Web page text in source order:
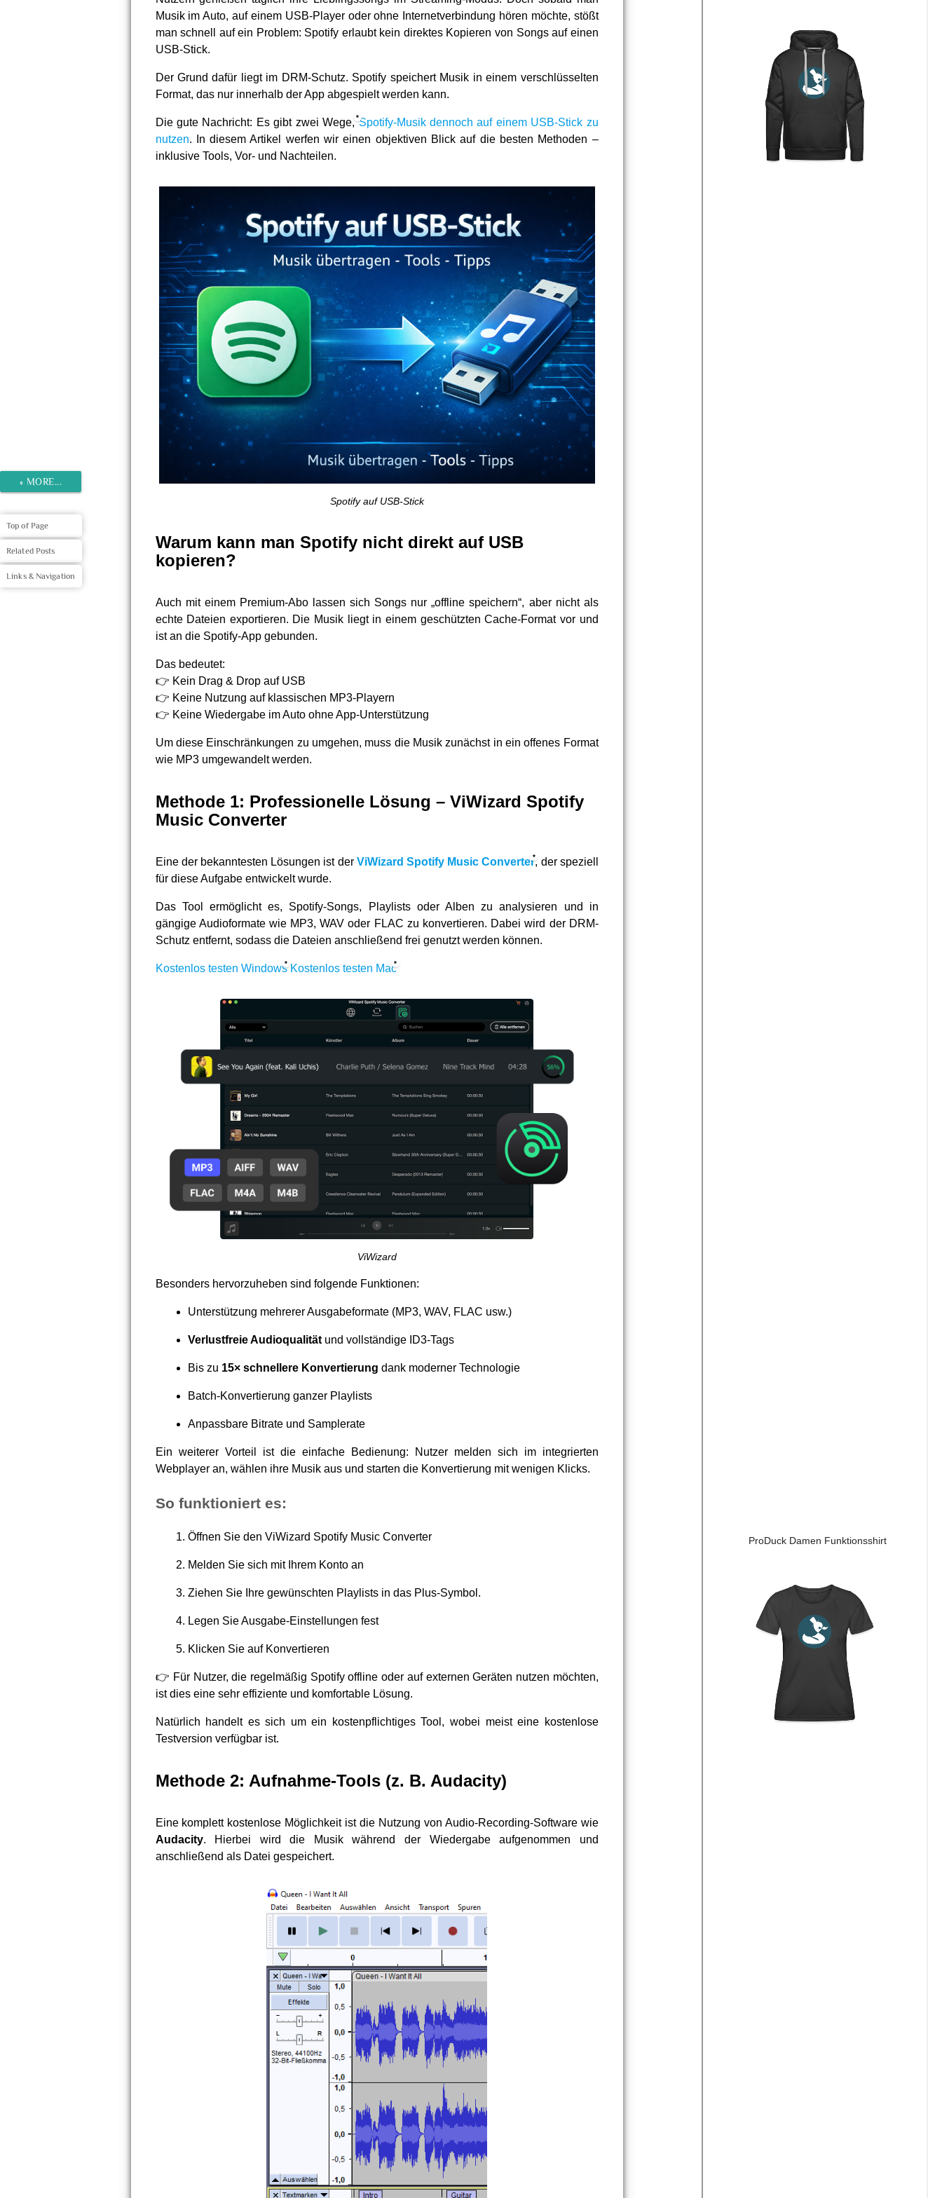
Musik im Auto, auf einem USB-Player oder ohne Internetverbindung hören möchte, stößt
man schnell auf ein Problem: Spotify erlaubt kein direktes Kopieren von Songs auf einen
USB-Stick.
Der Grund dafür liegt im DRM-Schutz. Spotify speichert Musik in einem verschlüsselten
Format, das nur innerhalb der App abgespielt werden kann.
Die gute Nachricht: Es gibt zwei Wege,Spotify-Musik dennoch auf einem USB-Stick zu
nutzen. In diesem Artikel werfen wir einen objektiven Blick auf die besten Methoden –
inklusive Tools, Vor- und Nachteilen.
Spotify auf USB-Stick
Warum kann man Spotify nicht direkt auf USB
kopieren?
Auch mit einem Premium-Abo lassen sich Songs nur „offline speichern“, aber nicht als
echte Dateien exportieren. Die Musik liegt in einem geschützten Cache-Format vor und
ist an die Spotify-App gebunden.
Das bedeutet:
👉 Kein Drag & Drop auf USB
👉 Keine Nutzung auf klassischen MP3-Playern
👉 Keine Wiedergabe im Auto ohne App-Unterstützung
Um diese Einschränkungen zu umgehen, muss die Musik zunächst in ein offenes Format
wie MP3 umgewandelt werden.
Methode 1: Professionelle Lösung – ViWizard Spotify
Music Converter
Eine der bekanntesten Lösungen ist der ViWizard Spotify Music Converter, der speziell
für diese Aufgabe entwickelt wurde.
Das Tool ermöglicht es, Spotify-Songs, Playlists oder Alben zu analysieren und in
gängige Audioformate wie MP3, WAV oder FLAC zu konvertieren. Dabei wird der DRM-
Schutz entfernt, sodass die Dateien anschließend frei genutzt werden können.
Kostenlos testen Windows Kostenlos testen Mac
ViWizard
Besonders hervorzuheben sind folgende Funktionen:
Unterstützung mehrerer Ausgabeformate (MP3, WAV, FLAC usw.)
Verlustfreie Audioqualitätund vollständige ID3-Tags
Bis zu 15× schnellere Konvertierung dank moderner Technologie
Batch-Konvertierung ganzer Playlists
Anpassbare Bitrate und Samplerate
Ein weiterer Vorteil ist die einfache Bedienung: Nutzer melden sich im integrierten
Webplayer an, wählen ihre Musik aus und starten die Konvertierung mit wenigen Klicks.
So funktioniert es:
Öffnen Sie den ViWizard Spotify Music Converter
Melden Sie sich mit Ihrem Konto an
Ziehen Sie Ihre gewünschten Playlists in das Plus-Symbol.
Legen Sie Ausgabe-Einstellungen fest
Klicken Sie auf Konvertieren
👉 Für Nutzer, die regelmäßig Spotify offline oder auf externen Geräten nutzen möchten,
ist dies eine sehr effiziente und komfortable Lösung.
Natürlich handelt es sich um ein kostenpflichtiges Tool, wobei meist eine kostenlose
Testversion verfügbar ist.
Methode 2: Aufnahme-Tools (z. B. Audacity)
Eine komplett kostenlose Möglichkeit ist die Nutzung von Audio-Recording-Software wie
Audacity. Hierbei wird die Musik während der Wiedergabe aufgenommen und
anschließend als Datei gespeichert.
ProDuck Damen Funktionsshirt
« MORE...
Top of Page
Related Posts
Links & Navigation